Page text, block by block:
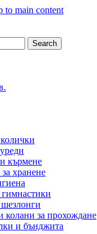
to main content
Search
кърмене
хранене
колани за прохождане
и бънджита